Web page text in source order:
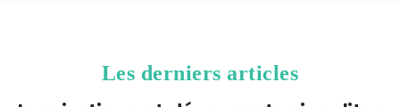
Les derniers articles